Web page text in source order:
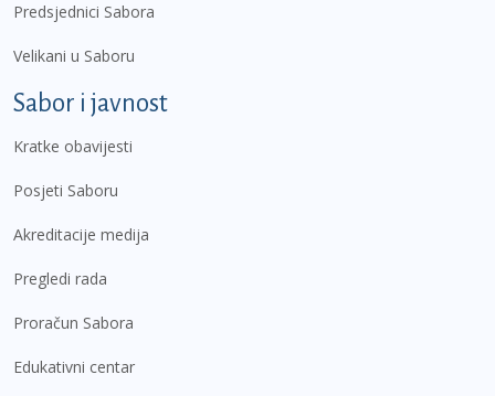
Predsjednici Sabora
Velikani u Saboru
Sabor i javnost
Kratke obavijesti
Posjeti Saboru
Akreditacije medija
Pregledi rada
Proračun Sabora
Edukativni centar